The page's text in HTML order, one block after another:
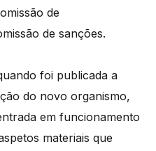
de
de sanções.
foi publicada a
do novo organismo,
em funcionamento
materiais que